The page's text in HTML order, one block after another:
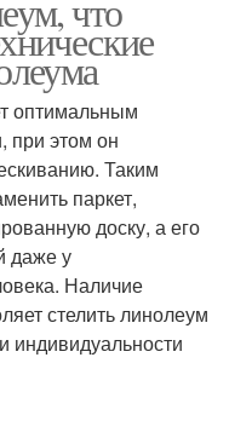
что
оптимальным
при этом он
Таким
паркет,
доску, а его
даже у
Наличие
стелить линолеум
индивидуальности